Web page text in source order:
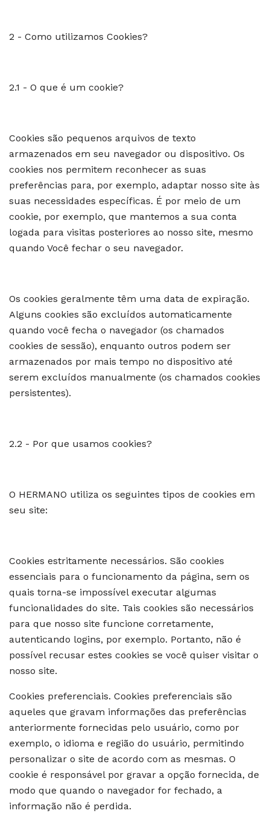
2 - Como utilizamos Cookies?
2.1 - O que é um cookie?
Cookies são pequenos arquivos de texto
armazenados em seu navegador ou dispositivo. Os
cookies nos permitem reconhecer as suas
preferências para, por exemplo, adaptar nosso site às
suas necessidades específicas. É por meio de um
cookie, por exemplo, que mantemos a sua conta
logada para visitas posteriores ao nosso site, mesmo
quando Você fechar o seu navegador.
Os cookies geralmente têm uma data de expiração.
Alguns cookies são excluídos automaticamente
quando você fecha o navegador (os chamados
cookies de sessão), enquanto outros podem ser
armazenados por mais tempo no dispositivo até
serem excluídos manualmente (os chamados cookies
persistentes).
2.2 - Por que usamos cookies?
O HERMANO utiliza os seguintes tipos de cookies em
seu site:
Cookies estritamente necessários. São cookies
essenciais para o funcionamento da página, sem os
quais torna-se impossível executar algumas
funcionalidades do site. Tais cookies são necessários
para que nosso site funcione corretamente,
autenticando logins, por exemplo. Portanto, não é
possível recusar estes cookies se você quiser visitar o
nosso site.
Cookies preferenciais. Cookies preferenciais são
aqueles que gravam informações das preferências
anteriormente fornecidas pelo usuário, como por
exemplo, o idioma e região do usuário, permitindo
personalizar o site de acordo com as mesmas. O
cookie é responsável por gravar a opção fornecida, de
modo que quando o navegador for fechado, a
informação não é perdida.